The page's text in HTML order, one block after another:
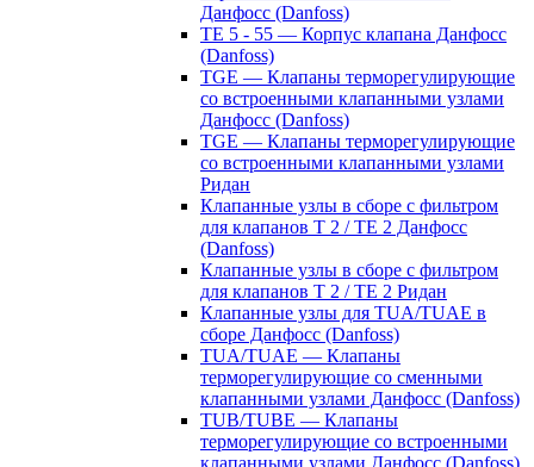
Данфосс (Danfoss)
TE 5 - 55 — Корпус клапана Данфосс
(Danfoss)
TGE — Клапаны терморегулирующие
со встроенными клапанными узлами
Данфосс (Danfoss)
TGE — Клапаны терморегулирующие
со встроенными клапанными узлами
Ридан
Клапанные узлы в сборе с фильтром
для клапанов T 2 / TE 2 Данфосс
(Danfoss)
Клапанные узлы в сборе с фильтром
для клапанов T 2 / TE 2 Ридан
Клапанные узлы для TUA/TUAE в
сборе Данфосс (Danfoss)
TUA/TUAE — Клапаны
терморегулирующие со сменными
клапанными узлами Данфосс (Danfoss)
TUB/TUBE — Клапаны
терморегулирующие со встроенными
клапанными узлами Данфосс (Danfoss)